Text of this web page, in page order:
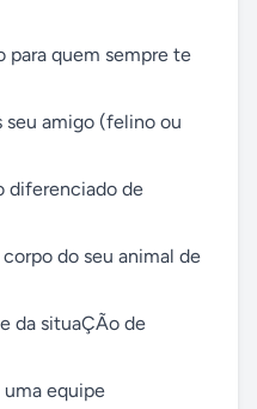
para quem sempre te
seu amigo (felino ou
diferenciado de
do seu animal de
da situaÇÃo de
equipe